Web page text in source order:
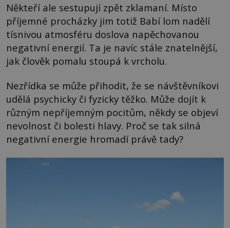
Někteří ale sestupují zpět zklamaní. Místo
příjemné procházky jim totiž Babí lom nadělí
tísnivou atmosféru doslova napěchovanou
negativní energií. Ta je navíc stále znatelnější,
jak člověk pomalu stoupá k vrcholu.
Nezřídka se může přihodit, že se návštěvníkovi
udělá psychicky či fyzicky těžko. Může dojít k
různým nepříjemným pocitům, někdy se objeví
nevolnost či bolesti hlavy. Proč se tak silná
negativní energie hromadí právě tady?